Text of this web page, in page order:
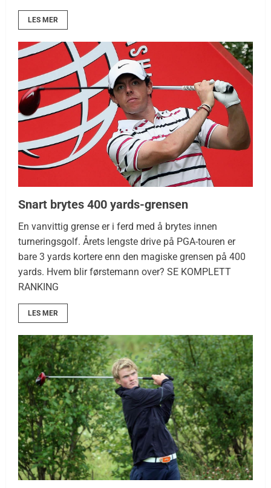
LES MER
Snart brytes 400 yards-grensen
En vanvittig grense er i ferd med å brytes innen
turneringsgolf. Årets lengste drive på PGA-touren er
bare 3 yards kortere enn den magiske grensen på 400
yards. Hvem blir førstemann over? SE KOMPLETT
RANKING
LES MER